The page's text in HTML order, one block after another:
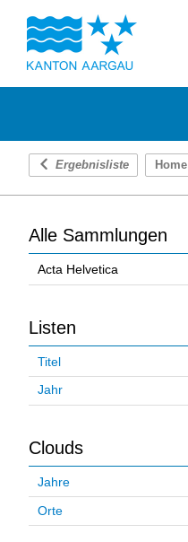
Ergebnisliste Home
Alle Sammlungen
Acta Helvetica
Listen
Titel
Jahr
Clouds
Jahre
Orte